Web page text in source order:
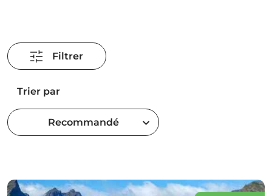
Filtrer
Trier par
Recommandé